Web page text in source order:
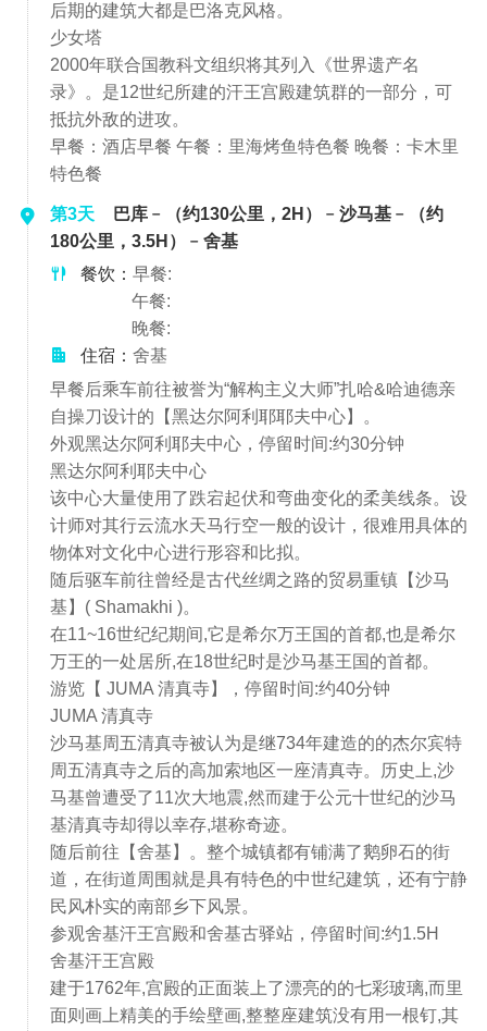
后期的建筑大都是巴洛克风格。
少女塔
2000年联合国教科文组织将其列入《世界遗产名
录》。是12世纪所建的汗王宫殿建筑群的一部分，可
抵抗外敌的进攻。
早餐：酒店早餐 午餐：里海烤鱼特色餐 晚餐：卡木里
特色餐
第3天
巴库﹣（约130公里，2H）﹣沙马基﹣（约
180公里，3.5H）﹣舍基
餐饮： 早餐:
午餐:
晚餐:
住宿： 舍基
早餐后乘车前往被誉为“解构主义大师”扎哈&哈迪德亲
自操刀设计的【黑达尔阿利耶耶夫中心】。
外观黑达尔阿利耶夫中心，停留时间:约30分钟
黑达尔阿利耶夫中心
该中心大量使用了跌宕起伏和弯曲变化的柔美线条。设
计师对其行云流水天马行空一般的设计，很难用具体的
物体对文化中心进行形容和比拟。
随后驱车前往曾经是古代丝绸之路的贸易重镇【沙马
基】( Shamakhi )。
在11~16世纪纪期间,它是希尔万王国的首都,也是希尔
万王的一处居所,在18世纪时是沙马基王国的首都。
游览【 JUMA 清真寺】，停留时间:约40分钟
JUMA 清真寺
沙马基周五清真寺被认为是继734年建造的的杰尔宾特
周五清真寺之后的高加索地区一座清真寺。历史上,沙
马基曾遭受了11次大地震,然而建于公元十世纪的沙马
基清真寺却得以幸存,堪称奇迹。
随后前往【舍基】。整个城镇都有铺满了鹅卵石的街
道，在街道周围就是具有特色的中世纪建筑，还有宁静
民风朴实的南部乡下风景。
参观舍基汗王宫殿和舍基古驿站，停留时间:约1.5H
舍基汗王宫殿
建于1762年,宫殿的正面装上了漂亮的的七彩玻璃,而里
面则画上精美的手绘壁画,整整座建筑没有用一根钉,其